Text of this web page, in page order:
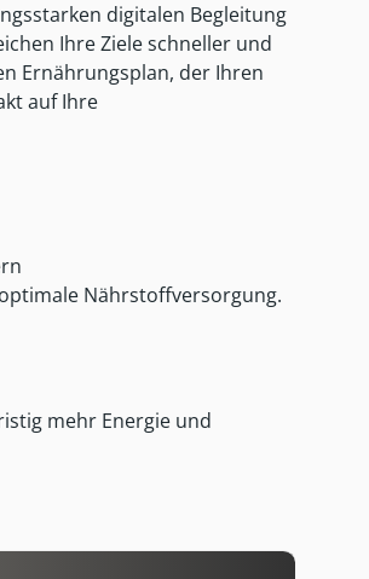
digitalen Begleitung
Ihre Ziele schneller und
Ernährungsplan, der Ihren
auf Ihre
Nährstoffversorgung.
mehr Energie und